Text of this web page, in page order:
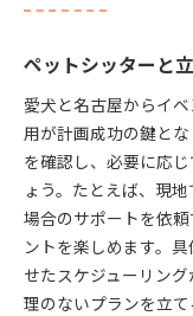
ペットシッターと
愛犬と名古屋からイ
用が計画成功の鍵と
を確認し、必要に応
ょう。たとえば、現
場合のサポートを依
ントを楽しめます。
せたスケジューリン
理のないプランを立て